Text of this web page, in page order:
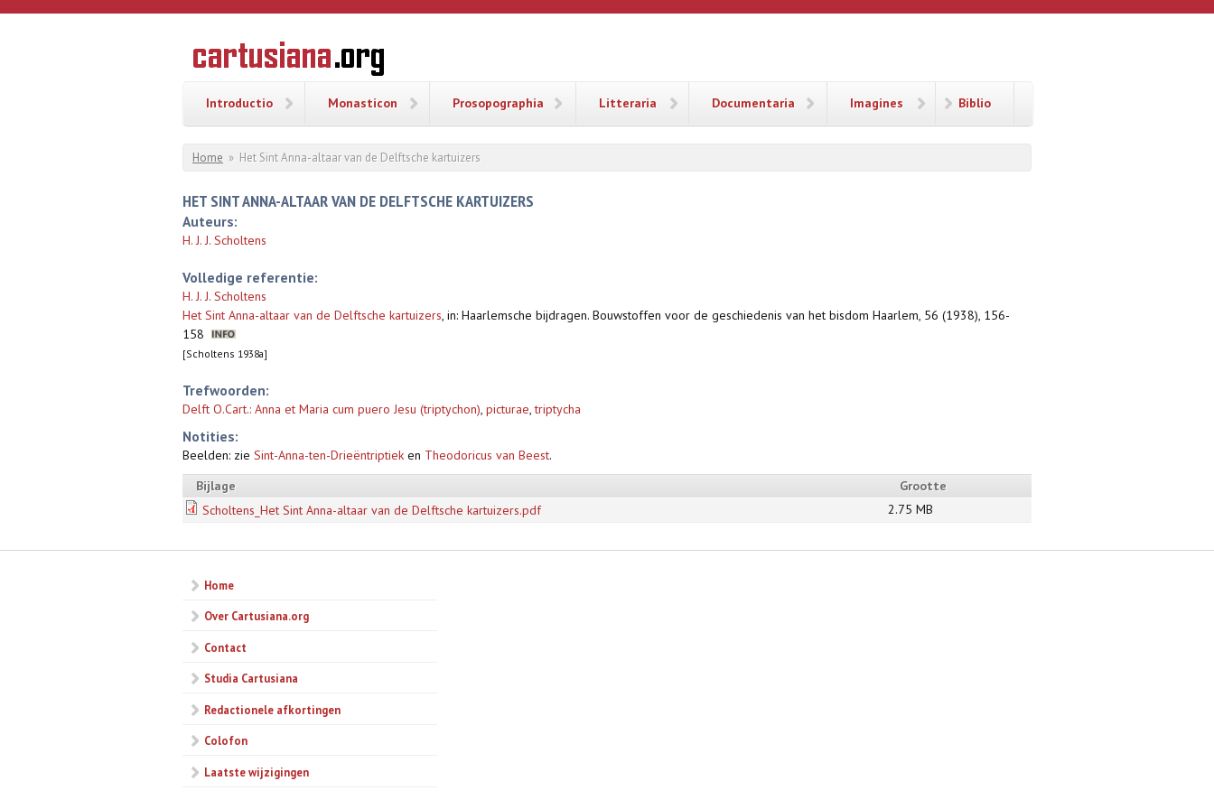
Overslaan en naar de inhoud gaan
CARTUSIANA
Geschiedenis
van de
Introductio Monasticon Prosopographia Litteraria Documentaria Imagines Biblio
U bent hier
Home » Het Sint Anna-altaar van de Delftsche kartuizers
HET SINT ANNA-ALTAAR VAN DE DELFTSCHE KARTUIZERS
Auteurs:
H. J. J. Scholtens
Volledige referentie:
H. J. J. Scholtens
Het Sint Anna-altaar van de Delftsche kartuizers, in: Haarlemsche bijdragen. Bouwstoffen voor de geschiedenis van het bisdom Haarlem, 56 (1938), 156-
158
[Scholtens 1938a]
Trefwoorden:
Delft O.Cart.: Anna et Maria cum puero Jesu (triptychon), picturae,triptycha
Notities:
Beelden: zie Sint-Anna-ten-Drieëntriptiek en Theodoricus van Beest.
Bijlage
Grootte
Scholtens_Het Sint Anna-altaar van de Delftsche kartuizers.pdf
2.75 MB
Home
Over Cartusiana.org
Contact
Studia Cartusiana
Redactionele afkortingen
Colofon
Laatste wijzigingen